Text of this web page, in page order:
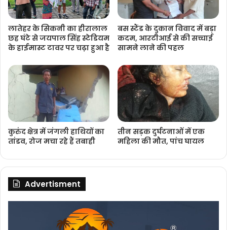
लातेहर के सिकनी का हीरालाल
छह घंटे से जयपाल सिंह स्टेडियम
के हाईमास्ट टावर पर चढ़ा हुआ है
बस स्टैंड के दुकान विवाद में बड़ा
कदम, आरटीआई से की सच्चाई
सामने लाने की पहल
कुरुंद क्षेत्र में जंगली हाथियों का
तांडव, रोज मचा रहे हैं तबाही
तीन सड़क दुर्घटनाओं में एक
महिला की मौत, पांच घायल
Advertisment